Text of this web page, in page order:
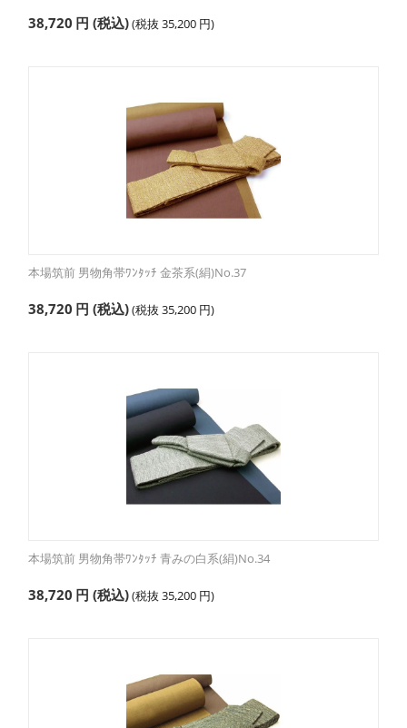
38,720 円 (税込)(税抜 35,200 円)
本場筑前 男物角帯ﾜﾝﾀｯﾁ 金茶系(絹)No.37
38,720 円 (税込)(税抜 35,200 円)
本場筑前 男物角帯ﾜﾝﾀｯﾁ 青みの白系(絹)No.34
38,720 円 (税込)(税抜 35,200 円)